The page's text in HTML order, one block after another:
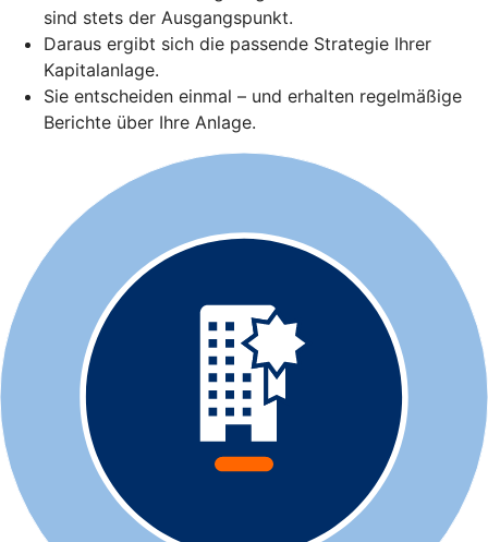
sind stets der Ausgangspunkt.
Daraus ergibt sich die passende Strategie Ihrer
Kapitalanlage.
Sie entscheiden einmal – und erhalten regelmäßige
Berichte über Ihre Anlage.